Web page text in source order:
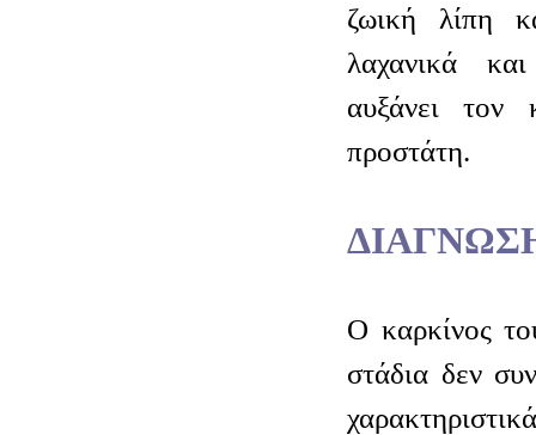
ζωική λίπη
λαχανικά
αυξάνει τον
προστάτη.
Ο καρκίνος
στάδια δεν